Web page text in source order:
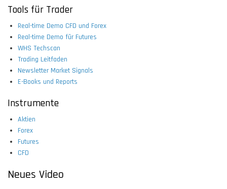
Tools für Trader
Real-time Demo CFD und Forex
Real-time Demo für Futures
WHS Techscan
Trading Leitfaden
Newsletter Market Signals
E-Books und Reports
Instrumente
Aktien
Forex
Futures
CFD
Neues Video